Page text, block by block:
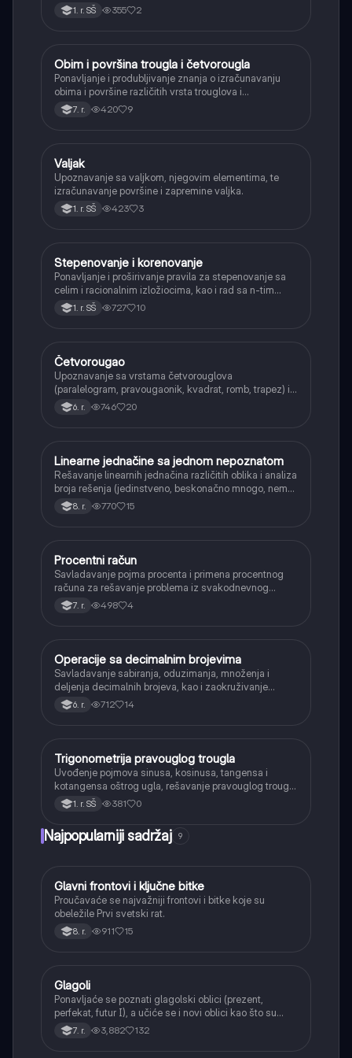
1. r. SŠ 355 2
Matematika
Obim i površina trougla i četvorougla
Ponavljanje i produbljivanje znanja o izračunavanju
obima i površine različitih vrsta trouglova i
četvorouglova (paralelogram, romb, trapez).
7. r. 420 9
Matematika
Valjak
Upoznavanje sa valjkom, njegovim elementima, te
izračunavanje površine i zapremine valjka.
1. r. SŠ 423 3
Matematika
Stepenovanje i korenovanje
Ponavljanje i proširivanje pravila za stepenovanje sa
celim i racionalnim izložiocima, kao i rad sa n-tim
korenima i racionalizacijom imenioca.
1. r. SŠ 727 10
Matematika
Četvorougao
Upoznavanje sa vrstama četvorouglova
(paralelogram, pravougaonik, kvadrat, romb, trapez) i
njihovim osnovnim svojstvima.
6. r. 746 20
Matematika
Linearne jednačine sa jednom nepoznatom
Rešavanje linearnih jednačina različitih oblika i analiza
broja rešenja (jedinstveno, beskonačno mnogo, nema
rešenja).
8. r. 770 15
Matematika
Procentni račun
Savladavanje pojma procenta i primena procentnog
računa za rešavanje problema iz svakodnevnog
života, kao što su popusti, kamate i povećanja.
7. r. 498 4
Matematika
Operacije sa decimalnim brojevima
Savladavanje sabiranja, oduzimanja, množenja i
deljenja decimalnih brojeva, kao i zaokruživanje
decimalnih brojeva.
6. r. 712 14
Matematika
Trigonometrija pravouglog trougla
Uvođenje pojmova sinusa, kosinusa, tangensa i
kotangensa oštrog ugla, rešavanje pravouglog trougla
i primena osnovnih trigonometrijskih identiteta.
1. r. SŠ 381 0
Najpopularniji sadržaj 9
Istorija
Glavni frontovi i ključne bitke
Proučavaće se najvažniji frontovi i bitke koje su
obeležile Prvi svetski rat.
8. r. 911 15
Srpski jezik
Glagoli
Ponavljaće se poznati glagolski oblici (prezent,
perfekat, futur I), a učiće se i novi oblici kao što su
aorist, imperfekat, pluskvamperfekat, futur II, kao i
glagolski prilozi i pridevi.
7. r. 3,882 132